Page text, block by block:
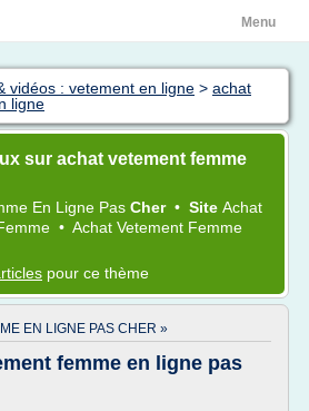
Menu
vidéos : vetement en ligne > achat
ligne
sur achat vetement femme
En Ligne Pas Cher • Site Achat
• Achat Vetement Femme
pour ce thème
EN LIGNE PAS CHER »
femme en ligne pas